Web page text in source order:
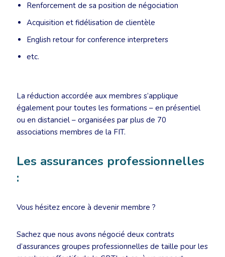
Renforcement de sa position de négociation
Acquisition et fidélisation de clientèle
English retour for conference interpreters
etc.
La réduction accordée aux membres s’applique
également pour toutes les formations – en présentiel
ou en distanciel – organisées par plus de 70
associations membres de la FIT.
Les assurances professionnelles
:
Vous hésitez encore à devenir membre ?
Sachez que nous avons négocié deux contrats
d’assurances groupes professionnelles de taille pour les